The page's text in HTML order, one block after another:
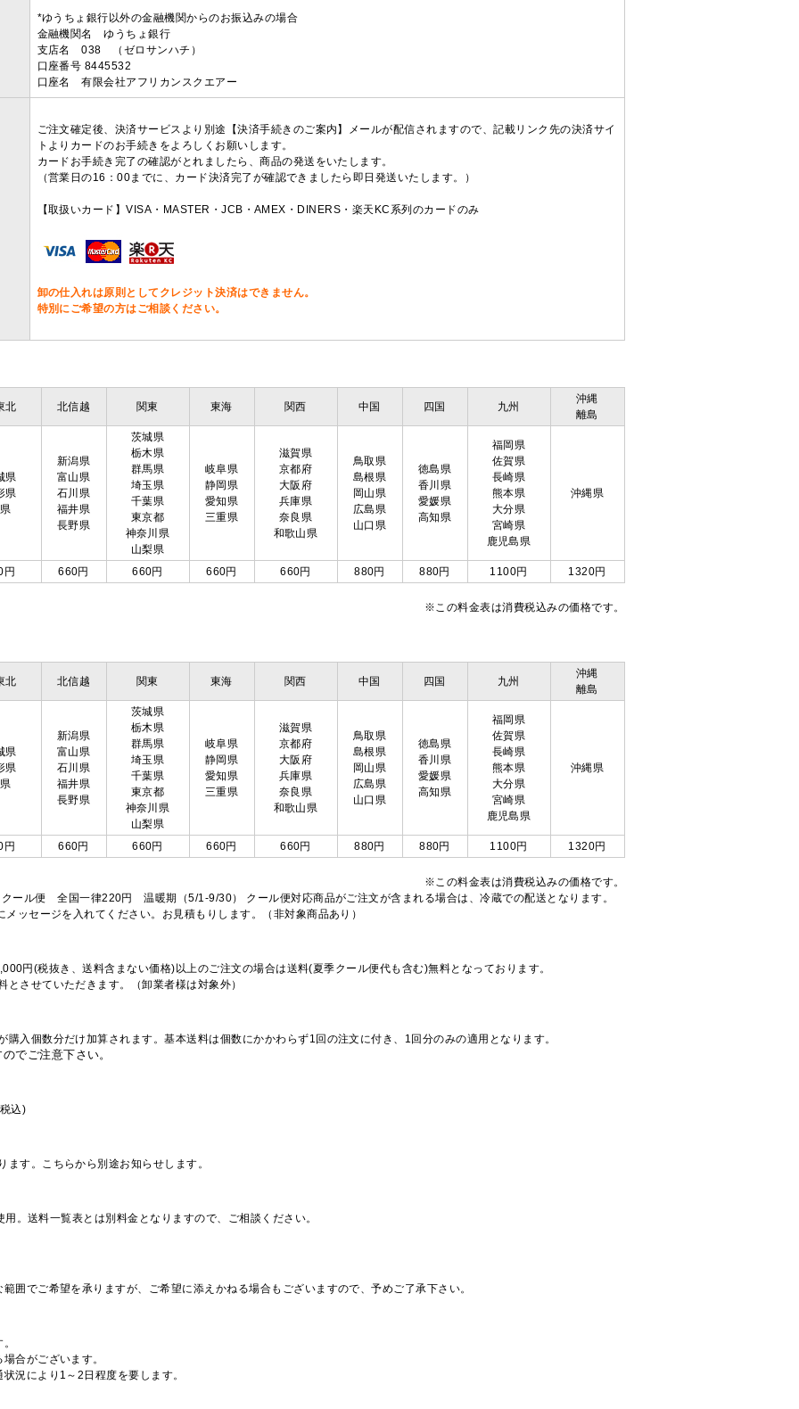
*ゆうちょ銀行以外の金融機関からのお振込みの場合
金融機関名 ゆうちょ銀行
支店名 038 （ゼロサンハチ）
口座番号 8445532
口座名 有限会社アフリカンスクエアー
ご注文確定後、決済サービスより別途【決済手続きのご案内】メールが配信されますので、記載リンク先の決済サイ
トよりカードのお手続きをよろしくお願いします。
カードお手続き完了の確認がとれましたら、商品の発送をいたします。
（営業日の16：00までに、カード決済完了が確認できましたら即日発送いたします。）
【取扱いカード】VISA・MASTER・JCB・AMEX・DINERS・楽天KC系列のカードのみ
卸の仕入れは原則としてクレジット決済はできません。
特別にご希望の方はご相談ください。
北 北信越 関東 東海 関西 中国 四国 九州
沖縄
離島
県
県
県
新潟県
富山県
石川県
福井県
長野県
茨城県
栃木県
群馬県
埼玉県
千葉県
東京都
神奈川県
山梨県
岐阜県
静岡県
愛知県
三重県
滋賀県
京都府
大阪府
兵庫県
奈良県
和歌山県
鳥取県
島根県
岡山県
広島県
山口県
徳島県
香川県
愛媛県
高知県
福岡県
佐賀県
長崎県
熊本県
大分県
宮崎県
鹿児島県
沖縄県
円 660円 660円 660円 660円 880円 880円 1100円 1320円
※この料金表は消費税込みの価格です。
北 北信越 関東 東海 関西 中国 四国 九州
沖縄
離島
県
県
県
新潟県
富山県
石川県
福井県
長野県
茨城県
栃木県
群馬県
埼玉県
千葉県
東京都
神奈川県
山梨県
岐阜県
静岡県
愛知県
三重県
滋賀県
京都府
大阪府
兵庫県
奈良県
和歌山県
鳥取県
島根県
岡山県
広島県
山口県
徳島県
香川県
愛媛県
高知県
福岡県
佐賀県
長崎県
熊本県
大分県
宮崎県
鹿児島県
沖縄県
円 660円 660円 660円 660円 880円 880円 1100円 1320円
※この料金表は消費税込みの価格です。
ール便 全国一律220円 温暖期（5/1-9/30） クール便対応商品がご注文が含まれる場合は、冷蔵での配送となります。
ッセージを入れてください。お見積もりします。（非対象商品あり）
円(税抜き、送料含まない価格)以上のご注文の場合は送料(夏季クール便代も含む)無料となっております。
させていただきます。（卸業者様は対象外）
入個数分だけ加算されます。基本送料は個数にかかわらず1回の注文に付き、1回分のみの適用となります。
でご注意下さい。
込)
す。こちらから別途お知らせします。
。送料一覧表とは別料金となりますので、ご相談ください。
囲でご希望を承りますが、ご希望に添えかねる場合もございますので、予めご了承下さい。
合がございます。
況により1～2日程度を要します。